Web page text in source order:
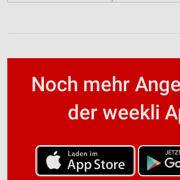
Noch mehr
der weekli